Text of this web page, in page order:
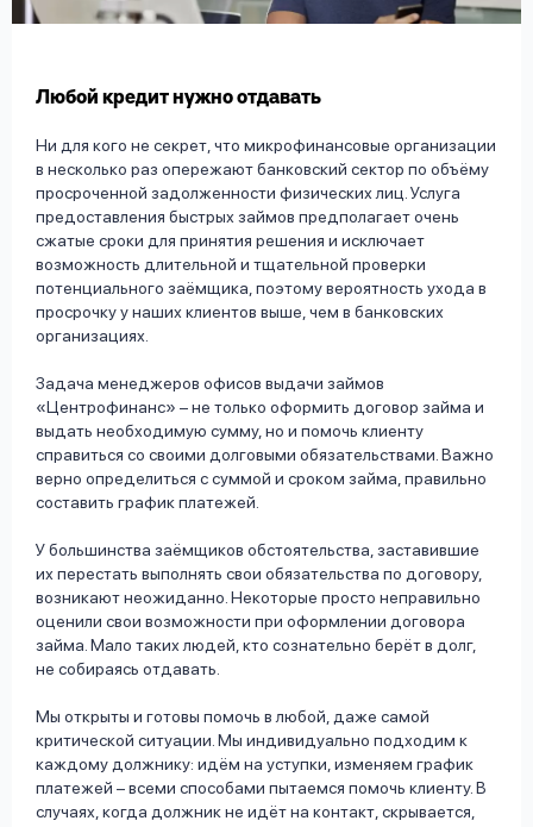
Любой кредит нужно отдавать
Ни для кого не секрет, что микрофинансовые организации
в несколько раз опережают банковский сектор по объёму
просроченной задолженности физических лиц. Услуга
предоставления быстрых займов предполагает очень
сжатые сроки для принятия решения и исключает
возможность длительной и тщательной проверки
потенциального заёмщика, поэтому вероятность ухода в
просрочку у наших клиентов выше, чем в банковских
организациях.
Задача менеджеров офисов выдачи займов
«Центрофинанс» – не только оформить договор займа и
выдать необходимую сумму, но и помочь клиенту
справиться со своими долговыми обязательствами. Важно
верно определиться с суммой и сроком займа, правильно
составить график платежей.
У большинства заёмщиков обстоятельства, заставившие
их перестать выполнять свои обязательства по договору,
возникают неожиданно. Некоторые просто неправильно
оценили свои возможности при оформлении договора
займа. Мало таких людей, кто сознательно берёт в долг,
не собираясь отдавать.
Мы открыты и готовы помочь в любой, даже самой
критической ситуации. Мы индивидуально подходим к
каждому должнику: идём на уступки, изменяем график
платежей – всеми способами пытаемся помочь клиенту. В
случаях, когда должник не идёт на контакт, скрывается,
Оформить заявку
Войти под другим номером
вопрос
Ответы
на
вопросы
данных